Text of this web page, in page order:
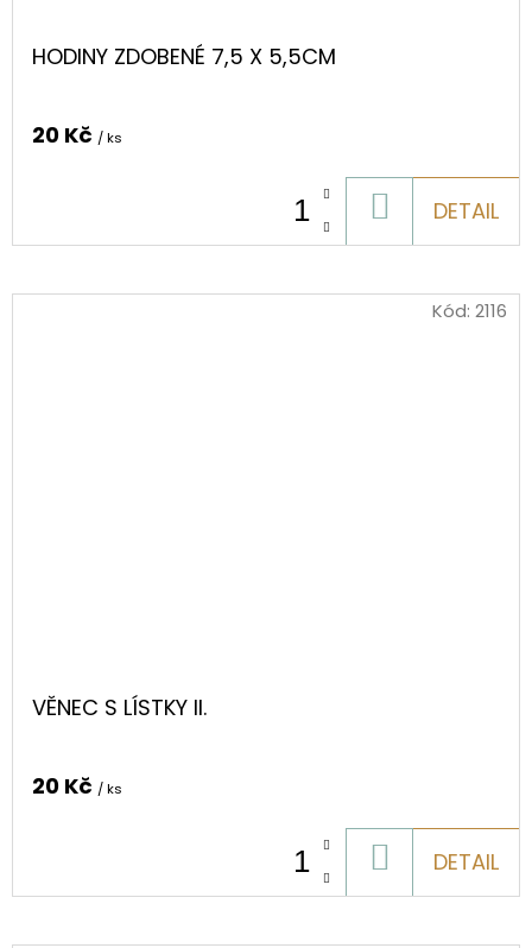
HODINY ZDOBENÉ 7,5 X 5,5CM
20 Kč / ks
KOŠÍKU
DETAIL
VĚNEC S LÍSTKY II.
20 Kč / ks
KOŠÍKU
DETAIL
Kód: 2116